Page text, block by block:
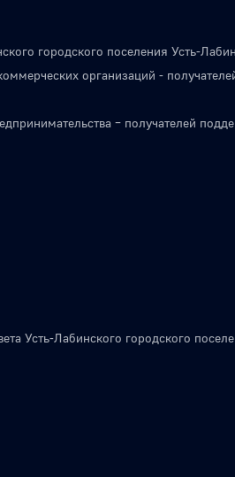
городского поселения Усть-
организаций -
– получателей
Усть-Лабинского городского